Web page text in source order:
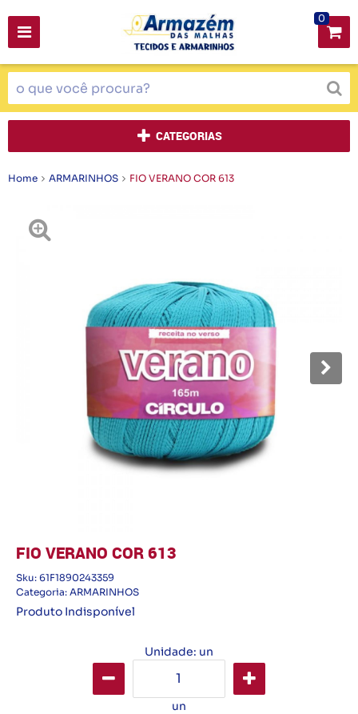
0
CATEGORIAS
Home ARMARINHOS FIO VERANO COR 613
FIO VERANO COR 613
Sku: 61F1890243359
Categoria: ARMARINHOS
Produto Indisponível
Unidade: un
un